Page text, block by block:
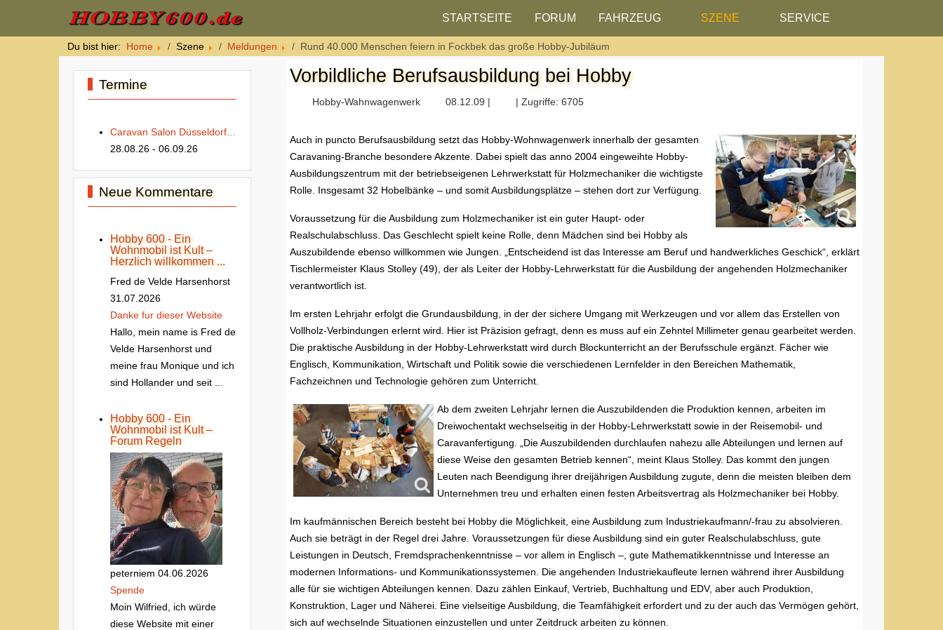
STARTSEITE FORUM FAHRZEUG SZENE SERVICE
Du bist hier: Home Szene Meldungen Rund 40.000 Menschen feiern in Fockbek das große Hobby-Jubiläum
Termine
Caravan Salon Düsseldorf...
28.08.26 - 06.09.26
Neue Kommentare
Hobby 600 - Ein
Wohnmobil ist Kult –
Herzlich willkommen ...
Fred de Velde Harsenhorst
31.07.2026
Danke fur dieser Website
Hallo, mein name is Fred de
Velde Harsenhorst und
meine frau Monique und ich
sind Hollander und seit ...
Hobby 600 - Ein
Wohnmobil ist Kult –
Forum Regeln
peterniem 04.06.2026
Spende
Moin Wilfried, ich würde
diese Website mit einer
Vorbildliche Berufsausbildung bei Hobby
Hobby-Wahnwagenwerk 08.12.09 | | Zugriffe: 6705
Auch in puncto Berufsausbildung setzt das Hobby-Wohnwagenwerk innerhalb der gesamten
Caravaning-Branche besondere Akzente. Dabei spielt das anno 2004 eingeweihte Hobby-
Ausbildungszentrum mit der betriebseigenen Lehrwerkstatt für Holzmechaniker die wichtigste
Rolle. Insgesamt 32 Hobelbänke – und somit Ausbildungsplätze – stehen dort zur Verfügung.
Voraussetzung für die Ausbildung zum Holzmechaniker ist ein guter Haupt- oder
Realschulabschluss. Das Geschlecht spielt keine Rolle, denn Mädchen sind bei Hobby als
Auszubildende ebenso willkommen wie Jungen. „Entscheidend ist das Interesse am Beruf und handwerkliches Geschick“, erklärt
Tischlermeister Klaus Stolley (49), der als Leiter der Hobby-Lehrwerkstatt für die Ausbildung der angehenden Holzmechaniker
verantwortlich ist.
Im ersten Lehrjahr erfolgt die Grundausbildung, in der der sichere Umgang mit Werkzeugen und vor allem das Erstellen von
Vollholz-Verbindungen erlernt wird. Hier ist Präzision gefragt, denn es muss auf ein Zehntel Millimeter genau gearbeitet werden.
Die praktische Ausbildung in der Hobby-Lehrwerkstatt wird durch Blockunterricht an der Berufsschule ergänzt. Fächer wie
Englisch, Kommunikation, Wirtschaft und Politik sowie die verschiedenen Lernfelder in den Bereichen Mathematik,
Fachzeichnen und Technologie gehören zum Unterricht.
Ab dem zweiten Lehrjahr lernen die Auszubildenden die Produktion kennen, arbeiten im
Dreiwochentakt wechselseitig in der Hobby-Lehrwerkstatt sowie in der Reisemobil- und
Caravanfertigung. „Die Auszubildenden durchlaufen nahezu alle Abteilungen und lernen auf
diese Weise den gesamten Betrieb kennen“, meint Klaus Stolley. Das kommt den jungen
Leuten nach Beendigung ihrer dreijährigen Ausbildung zugute, denn die meisten bleiben dem
Unternehmen treu und erhalten einen festen Arbeitsvertrag als Holzmechaniker bei Hobby.
Im kaufmännischen Bereich besteht bei Hobby die Möglichkeit, eine Ausbildung zum Industriekaufmann/-frau zu absolvieren.
Auch sie beträgt in der Regel drei Jahre. Voraussetzungen für diese Ausbildung sind ein guter Realschulabschluss, gute
Leistungen in Deutsch, Fremdsprachenkenntnisse – vor allem in Englisch –, gute Mathematikkenntnisse und Interesse an
modernen Informations- und Kommunikationssystemen. Die angehenden Industriekaufleute lernen während ihrer Ausbildung
alle für sie wichtigen Abteilungen kennen. Dazu zählen Einkauf, Vertrieb, Buchhaltung und EDV, aber auch Produktion,
Konstruktion, Lager und Näherei. Eine vielseitige Ausbildung, die Teamfähigkeit erfordert und zu der auch das Vermögen gehört,
sich auf wechselnde Situationen einzustellen und unter Zeitdruck arbeiten zu können.